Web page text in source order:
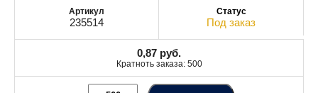
235514 Под заказ
0,87 руб.
Кратноть заказа: 500